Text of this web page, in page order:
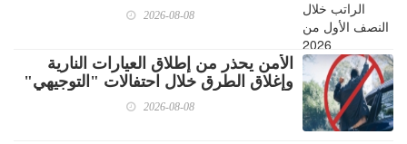
2026-08-08
الأمن يحذر من إطلاق العيارات النارية
وإغلاق الطرق خلال احتفالات "التوجيهي"
2026-08-08